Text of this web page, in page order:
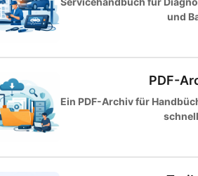
und
PDF-
Ein PDF-Archiv für